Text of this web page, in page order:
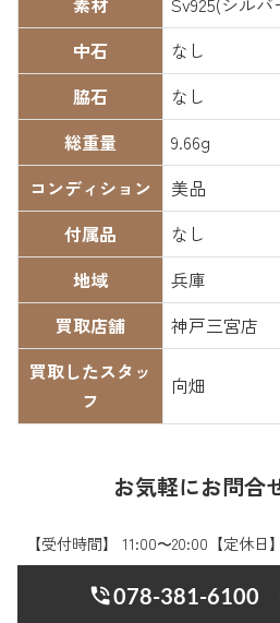
中石
なし
脇石
なし
総重量
9.66g
コンディション
美品
付属品
なし
地域
兵庫
買取店舗
神戸三宮店
買取したスタッ
フ
向畑
お気軽にお問合
【受付時間】 11:00〜20:00【定休日
078-381-6100